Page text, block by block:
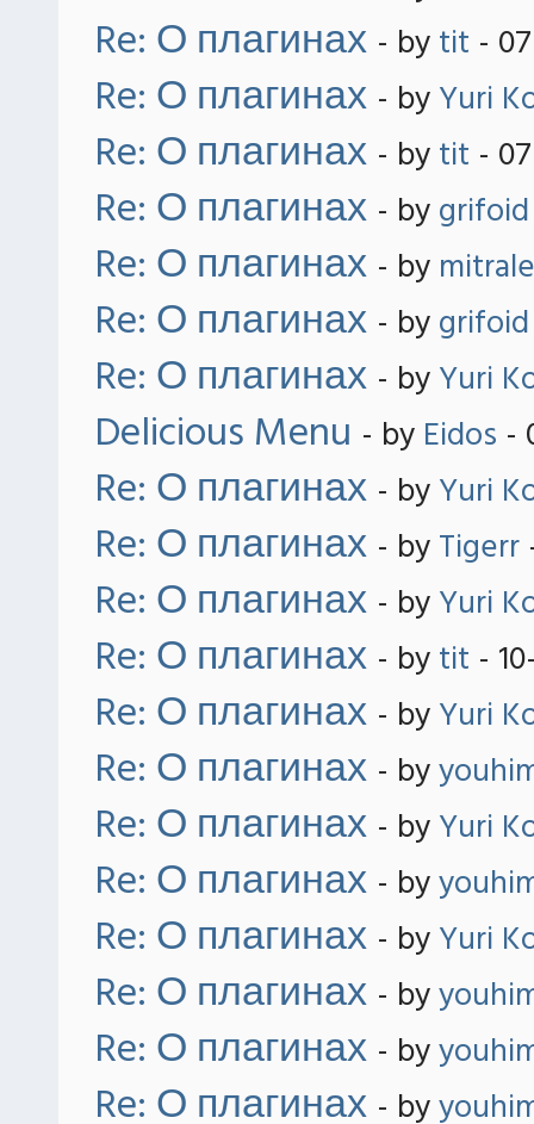
Re: О плагинах - bytit -
Re: О плагинах - byYuri
Re: О плагинах - bytit -
Re: О плагинах - bygrifoid
Re: О плагинах - by
Re: О плагинах - bygrifoid
Re: О плагинах - byYuri
Delicious Menu - by Eidos -
Re: О плагинах - byYuri
Re: О плагинах - byTigerr
Re: О плагинах - byYuri
Re: О плагинах - bytit -
Re: О плагинах - byYuri
Re: О плагинах - by
Re: О плагинах - byYuri
Re: О плагинах - by
Re: О плагинах - byYuri
Re: О плагинах - by
Re: О плагинах - by
Re: О плагинах - by